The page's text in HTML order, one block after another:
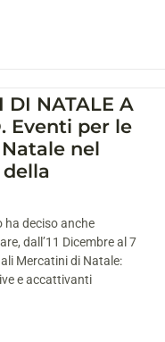
DI NATALE A
Eventi per le
nel
ha deciso anche
dall’11 Dicembre al 7
Mercatini di Natale:
e accattivanti